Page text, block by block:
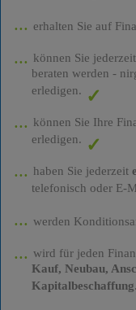
erhalten Sie auf
können Sie jederzeit
beraten werden -
erledigen.
können Sie Ihre
erledigen.
haben Sie jederzeit
telefonisch oder E-
werden
wird für jeden
Kauf, Neubau,
Kapitalbeschaffung.